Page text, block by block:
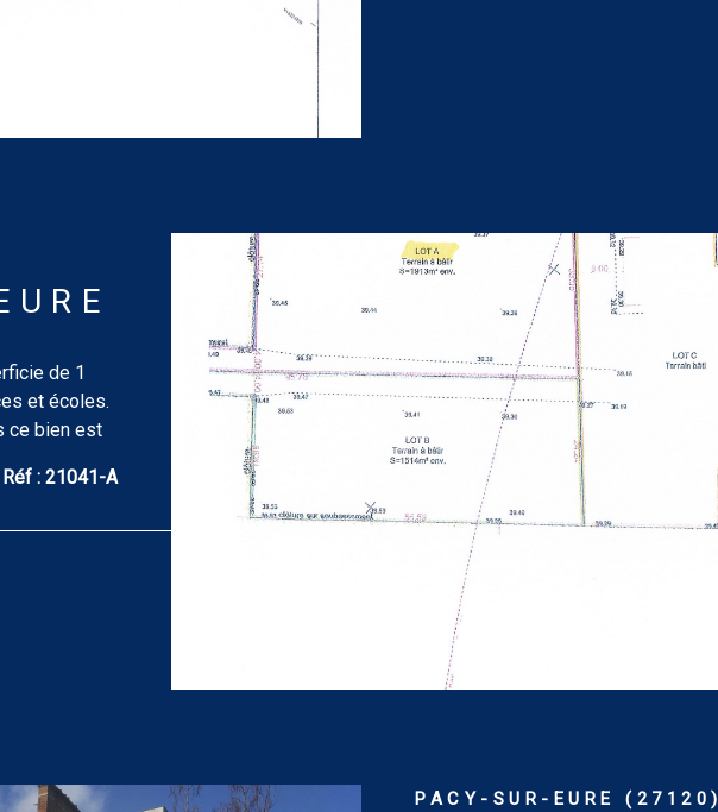
de 1
et écoles.
ce bien est
Réf : 21041-A VOIR LE BIEN
PACY-SUR-EURE (27120)